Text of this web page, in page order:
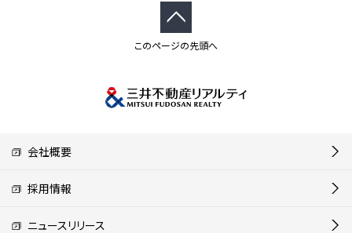
このページの先頭へ
会社概要
採用情報
ニュースリリース